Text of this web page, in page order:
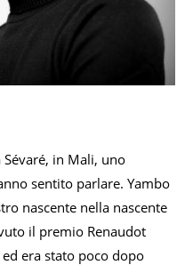
in Mali, uno
sentito parlare. Yambo
nascente nella nascente
il premio Renaudot
ed era stato poco dopo